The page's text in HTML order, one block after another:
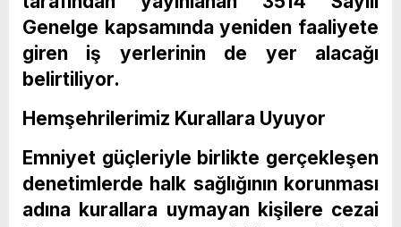
Genelge kapsamında yeniden faaliyete
giren iş yerlerinin de yer alacağı
belirtiliyor.
Hemşehrilerimiz Kurallara Uyuyor
Emniyet güçleriyle birlikte gerçekleşen
denetimlerde halk sağlığının korunması
adına kurallara uymayan kişilere cezai